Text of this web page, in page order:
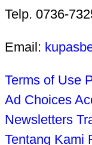
Telp. 0736-
Email:
Terms of Use
Ad Choices
Newsletters
Tentang Kami